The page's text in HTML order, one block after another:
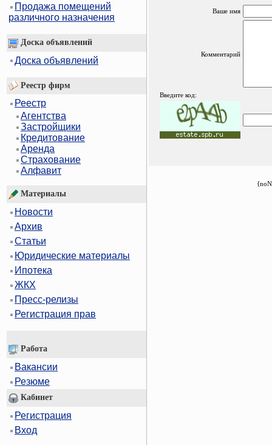
Продажа помещений
различного назначения
Доска объявлений
Доска объявлений
Реестр фирм
Реестр
Агентства
Застройщики
Кредитование
Аренда
Страхование
Алфавит
Материалы
Новости
Архив
Статьи
Юридические материалы
Ипотека
ЖКХ
Пресс-релизы
Регистрация прав
Работа
Вакансии
Резюме
Кабинет
Регистрация
Вход
Ваше имя
Комментарий
Введите код: